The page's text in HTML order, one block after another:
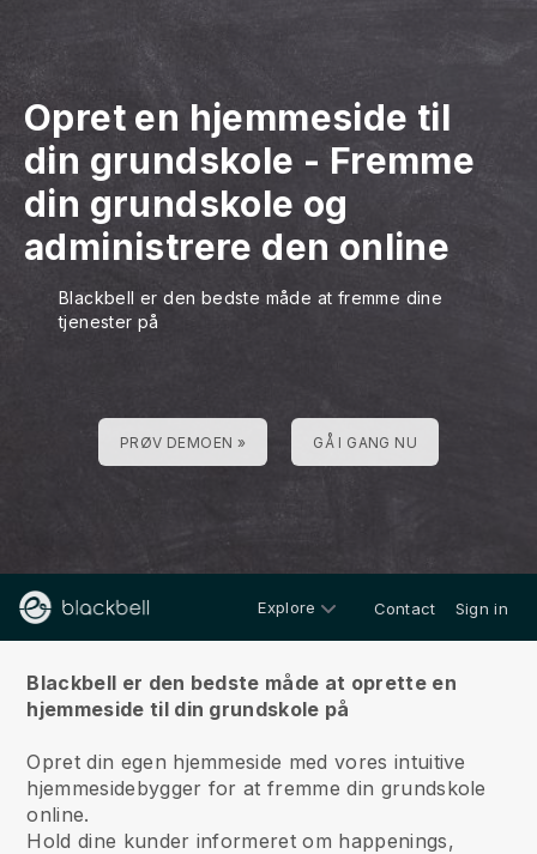
Opret en hjemmeside til
din grundskole - Fremme
din grundskole og
administrere den online
Blackbell er den bedste måde at fremme dine
tjenester på
PRØV DEMOEN » GÅ I GANG NU
Explore Contact Sign in
Blackbell er den bedste måde at oprette en
hjemmeside til din grundskole på
Opret din egen hjemmeside med vores intuitive
hjemmesidebygger for at fremme din grundskole
online.
Hold dine kunder informeret om happenings,